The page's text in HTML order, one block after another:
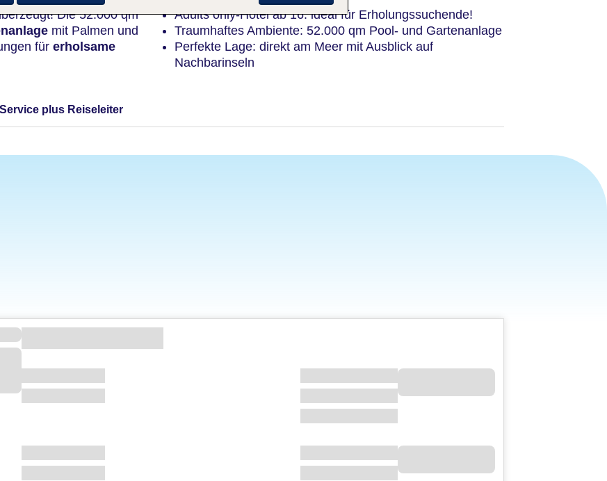
Die 52.000 qm
mit Palmen und
für erholsame
Adults only-Hotel ab 16: ideal für Erholungssuchende!
Traumhaftes Ambiente: 52.000 qm Pool- und Gartenanlage
Perfekte Lage: direkt am Meer mit Ausblick auf
Nachbarinseln
plus Reiseleiter